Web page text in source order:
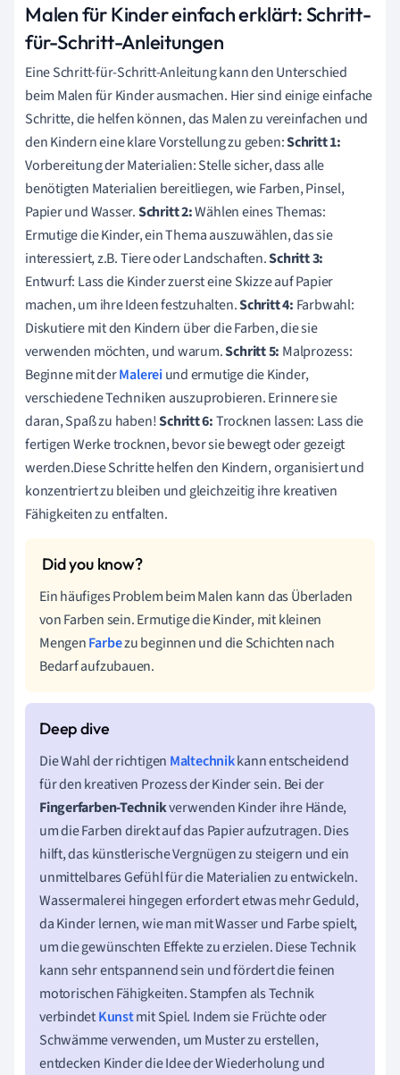
Malen für Kinder einfach erklärt: Schritt-
für-Schritt-Anleitungen
Eine Schritt-für-Schritt-Anleitung kann den Unterschied
beim Malen für Kinder ausmachen. Hier sind einige einfache
Schritte, die helfen können, das Malen zu vereinfachen und
den Kindern eine klare Vorstellung zu geben:Schritt 1:
Vorbereitung der Materialien: Stelle sicher, dass alle
benötigten Materialien bereitliegen, wie Farben, Pinsel,
Papier und Wasser.Schritt 2:Wählen eines Themas:
Ermutige die Kinder, ein Thema auszuwählen, das sie
interessiert, z.B. Tiere oder Landschaften.Schritt 3:
Entwurf: Lass die Kinder zuerst eine Skizze auf Papier
machen, um ihre Ideen festzuhalten.Schritt 4: Farbwahl:
Diskutiere mit den Kindern über die Farben, die sie
verwenden möchten, und warum.Schritt 5: Malprozess:
Beginne mit derMalereiund ermutige die Kinder,
verschiedene Techniken auszuprobieren. Erinnere sie
daran, Spaß zu haben!Schritt 6:Trocknen lassen: Lass die
fertigen Werke trocknen, bevor sie bewegt oder gezeigt
werden.Diese Schritte helfen den Kindern, organisiert und
konzentriert zu bleiben und gleichzeitig ihre kreativen
Fähigkeiten zu entfalten.
Ein häufiges Problem beim Malen kann das Überladen
von Farben sein. Ermutige die Kinder, mit kleinen
MengenFarbezu beginnen und die Schichten nach
Bedarf aufzubauen.
Die Wahl der richtigen Maltechnikkann entscheidend
für den kreativen Prozess der Kinder sein. Bei der
Fingerfarben-Technikverwenden Kinder ihre Hände,
um die Farben direkt auf das Papier aufzutragen. Dies
hilft, das künstlerische Vergnügen zu steigern und ein
unmittelbares Gefühl für die Materialien zu entwickeln.
Wassermalerei hingegen erfordert etwas mehr Geduld,
da Kinder lernen, wie man mit Wasser und Farbe spielt,
um die gewünschten Effekte zu erzielen. Diese Technik
kann sehr entspannend sein und fördert die feinen
motorischen Fähigkeiten. Stampfen als Technik
verbindetKunstmit Spiel. Indem sie Früchte oder
Schwämme verwenden, um Muster zu erstellen,
entdecken Kinder die Idee der Wiederholung und